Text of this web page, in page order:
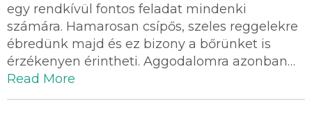
egy rendkívül fontos feladat mindenki
számára. Hamarosan csípős, szeles reggelekre
ébredünk majd és ez bizony a bőrünket is
érzékenyen érintheti. Aggodalomra azonban…
Read More